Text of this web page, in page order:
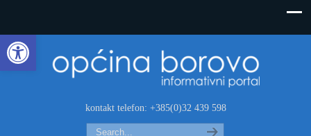
Open toolbar
kontakt telefon: +385(0)32 439 598